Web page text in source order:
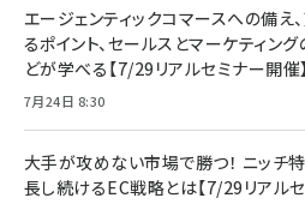
エージェンティックコマースへの備
るポイント、セールスとマーケティン
どが学べる【7/29リアルセミナー開催】
7月24日 8:30
大手が攻めない市場で勝つ！ ニッチ
長し続けるEC戦略とは【7/29リアル